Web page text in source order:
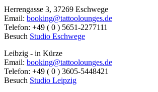
Herrengasse 3, 37269 Eschwege
Email: booking@tattoolounges.de
Telefon: +49 ( 0 ) 5651-2277111
Besuch Studio Eschwege
Leibzig - in Kürze
Email: booking@tattoolounges.de
Telefon: +49 ( 0 ) 3605-5448421
Besuch Studio Leipzig